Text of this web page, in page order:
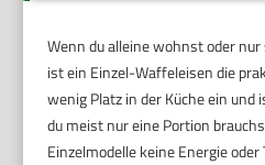
Wenn du alleine wohnst oder
ist ein Einzel-Waffeleisen die
wenig Platz in der Küche ein und
du meist nur eine Portion
Einzelmodelle keine Energie oder